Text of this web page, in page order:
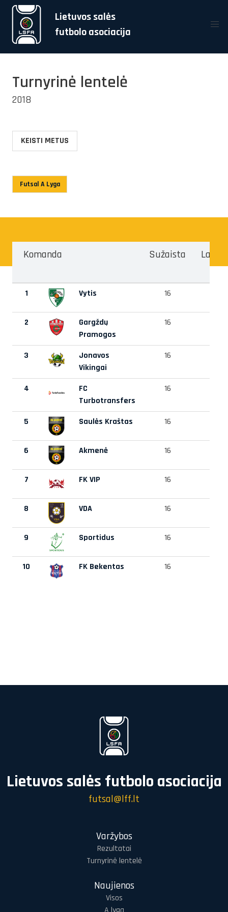
Lietuvos salės
futbolo asociacija
Turnyrinė lentelė
2018
KEISTI METUS
Futsal A Lyga
Komanda Sužaista
1 Vytis 16
2
Gargždų
Pramogos
16
3
Jonavos
Vikingai
16
4
FC
Turbotransfers
16
5 Saulės Kraštas 16
6 Akmenė 16
7 FK VIP 16
8 VDA 16
9 Sportidus 16
10 FK Bekentas 16
Lietuvos salės futbolo asociacija
futsal@lff.lt
Varžybos
Rezultatai
Turnyrinė lentelė
Naujienos
Visos